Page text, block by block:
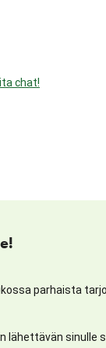
chat!
parhaista
lähettävän sinulle